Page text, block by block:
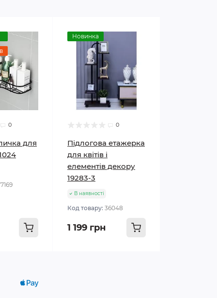
0
для
Новинка
0
Підлогова етажерка
для квітів і
елементів декору
19283-3
В наявності
Код товару: 36048
1 199 грн